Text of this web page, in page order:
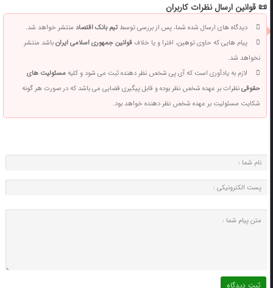
📜 قوانین ارسال نظرات کاربران
دیدگاه های ارسال شده شما، پس از بررسی توسطتیم بانک اقتصادمنتشر خواهد شد.
پیام هایی که حاوی توهین، افترا و یا خلافقوانین جمهوری اسلامی ایرانباشد منتشر
نخواهد شد.
لازم به یادآوری است که آی پی شخص نظر دهنده ثبت می شود و کلیهمسئولیت های
حقوقینظرات بر عهده شخص نظر بوده و قابل پیگیری قضایی می باشد که در صورت هر گونه
شکایت مسئولیت بر عهده شخص نظر دهنده خواهد بود.